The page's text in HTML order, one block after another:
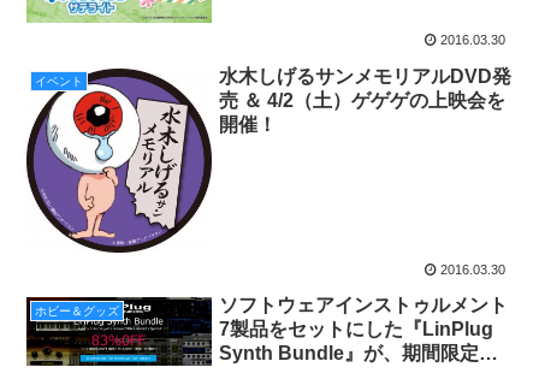
2016.03.30
イベント
水木しげるサンメモリアルDVD発
売 ＆ 4/2（土）ゲゲゲの上映会を
開催！
2016.03.30
ホビー＆グッズ
ソフトウェアインストゥルメント
7製品をセットにした『LinPlug
Synth Bundle』が、期間限定で